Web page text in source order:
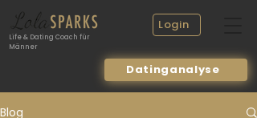
Datinganalyse
Life & Dating Coach für
Männer
Login
Blog